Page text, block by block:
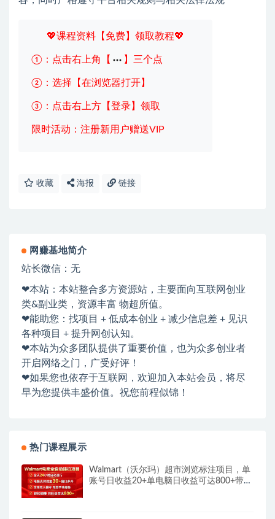
💖课程资料【免费】领取教程💖
①：点击右上角【 】三个点
②：选择【在浏览器打开】
③：点击右上方【登录】领取
限时活动：注册新用户赠送VIP
收藏 海报 链接
网赚基地简介
站长微信：无
❤本站：本站整合多方资源站，主要面向互联网创业
类&副业类，资源丰富 物超所值。
❤能助您：找项目 + 低成本创业 + 减少信息差 + 见识
各种项目 + 提升网创认知。
❤本站为众多团队提供了重要价值，也为众多创业者
开启网络之门，广受好评！
❤如果您也依存于互联网，欢迎加入本站会员，将尽
早为您提供丰盛价值。祝您前程似锦！
热门课程展示
Walmart（沃尔玛）超市浏览标注项目，单
账号日收益20+单电脑日收益可达800+带分